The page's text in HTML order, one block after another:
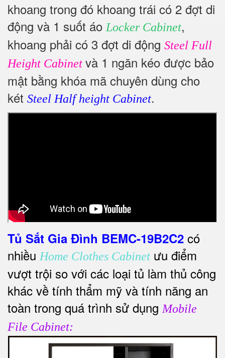
khoang trong đó khoang trái có 2 đợt di
động và 1 suốt áo Locker Cabinet,
khoang phải có 3 đợt di động Steel Full
Height Cabinet và 1 ngăn kéo được bảo
mật bằng khóa mã chuyên dùng cho
két Steel Half height Cabinet.
Tủ Sắt Gia Đình BEMC-19B2C2 có
nhiều Home Clothes Cabinet ưu điểm
vượt trội so với các loại tủ làm thủ công
khác về tính thẩm mỹ và tính năng an
toàn trong quá trình sử dụng Mobile
File Cabinet: